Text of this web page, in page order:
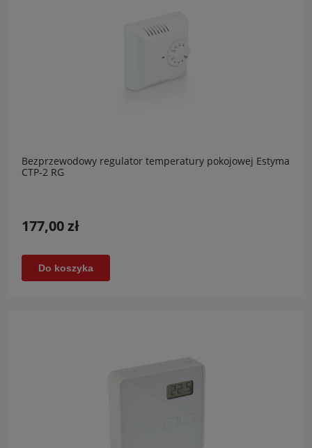
Bezprzewodowy regulator temperatury pokojowej Estyma
CTP-2 RG
177,00 zł
Do koszyka